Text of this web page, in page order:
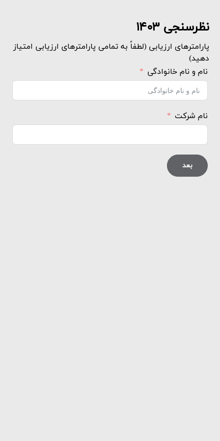
نظرسنجی ۱۴۰۳
پارامترهای ارزیابی (لطفاً به تمامی پارامترهای ارزیابی امتیاز
دهید)
نام و نام خانوادگی
نام شرکت
بعد